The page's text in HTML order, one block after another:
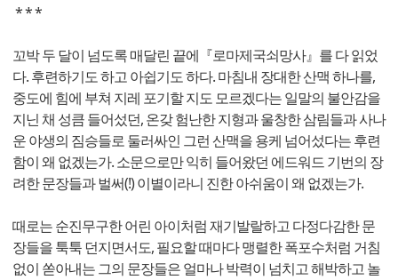
* * *
꼬박 두 달이 넘도록 매달린 끝에『로마제국쇠망사』를 다 읽었
다. 후련하기도 하고 아쉽기도 하다. 마침내 장대한 산맥 하나를,
중도에 힘에 부쳐 지레 포기할 지도 모르겠다는 일말의 불안감을
지닌 채 성큼 들어섰던, 온갖 험난한 지형과 울창한 삼림들과 사나
운 야생의 짐승들로 둘러싸인 그런 산맥을 용케 넘어섰다는 후련
함이 왜 없겠는가. 소문으로만 익히 들어왔던 에드워드 기번의 장
려한 문장들과 벌써(!) 이별이라니 진한 아쉬움이 왜 없겠는가.
때로는 순진무구한 어린 아이처럼 재기발랄하고 다정다감한 문
장들을 툭툭 던지면서도, 필요할 때마다 맹렬한 폭포수처럼 거침
없이 쏟아내는 그의 문장들은 얼마나 박력이 넘치고 해박하고 놀